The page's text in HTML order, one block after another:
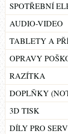
SPOTŘEBNÍ
AUDIO-VIDEO
TABLETY A
OPRAVY
RAZÍTKA
DOPLŇKY
3D TISK
DÍLY PRO